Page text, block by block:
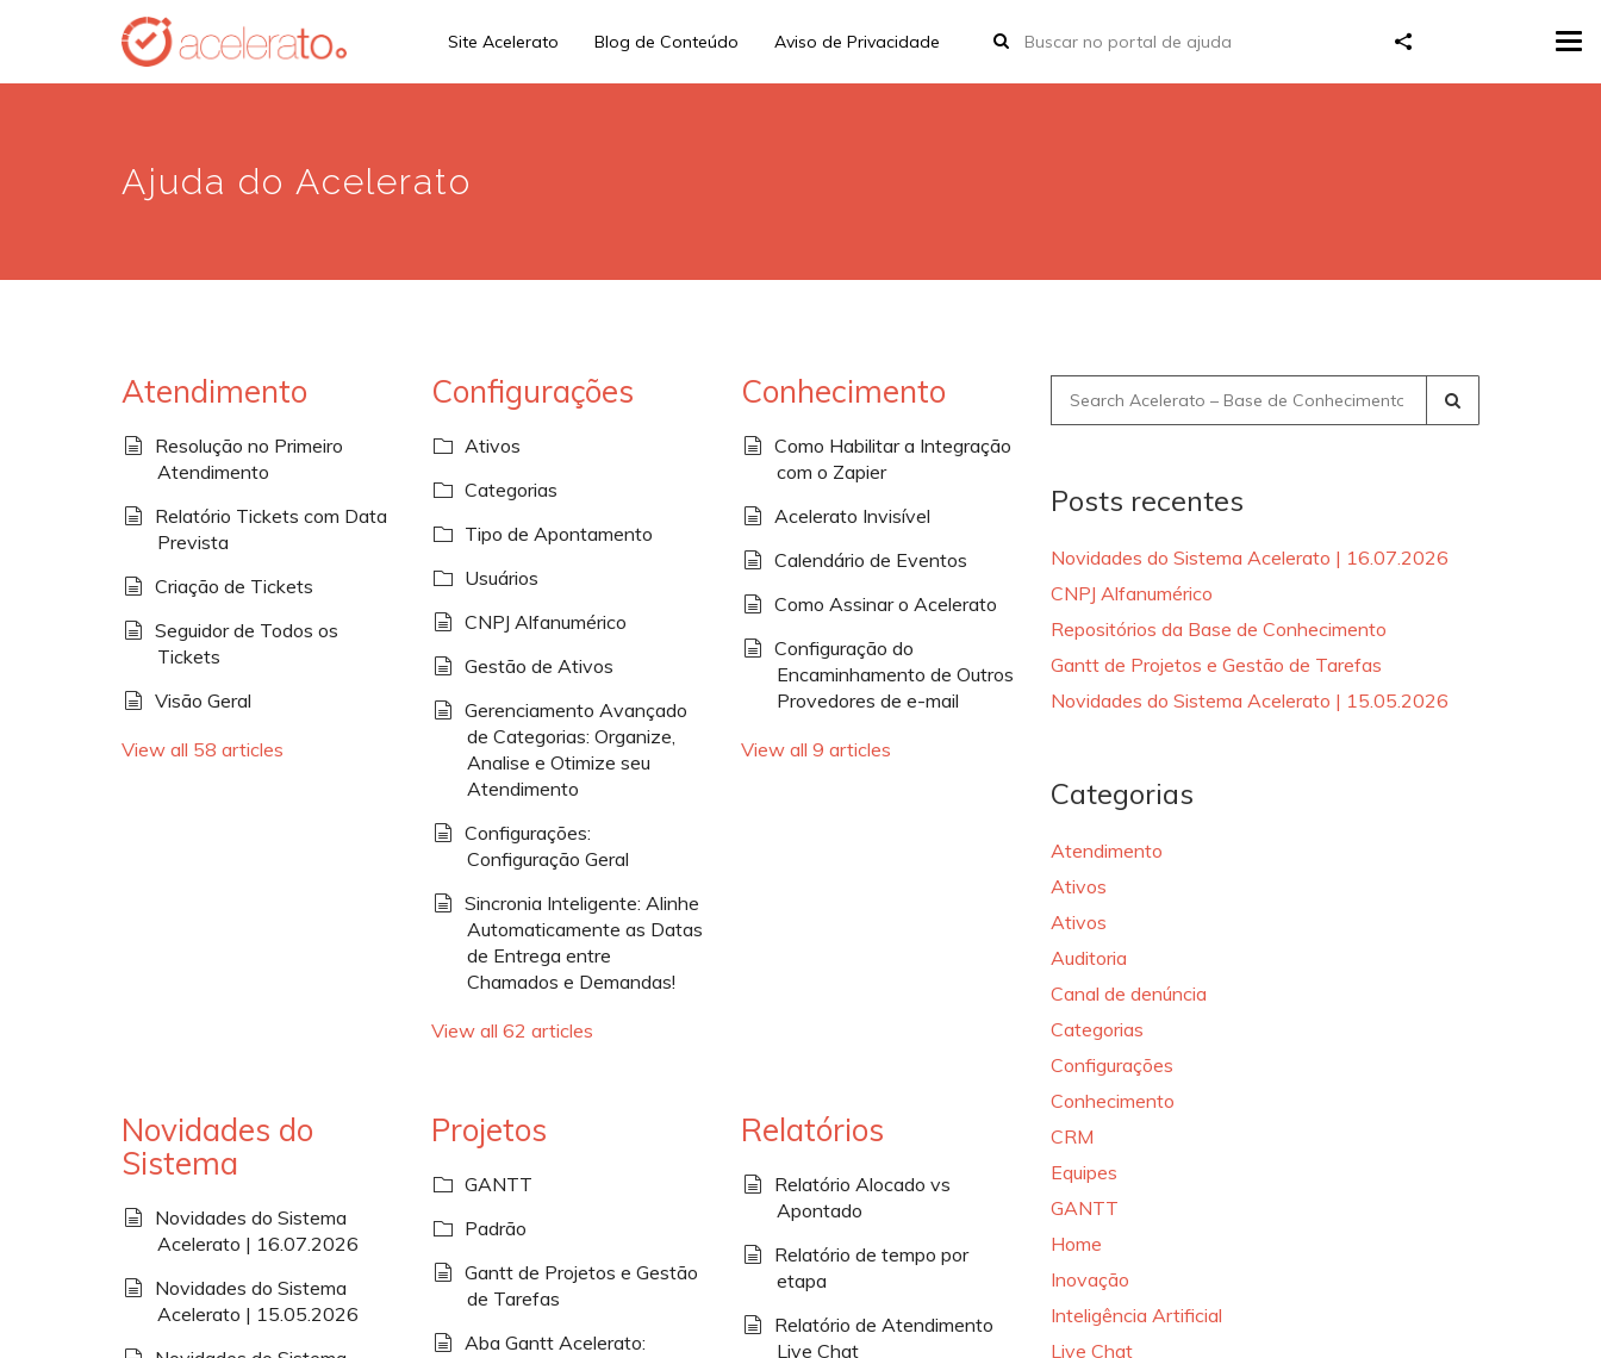
main
Site Acelerato Blog de Conteúdo Aviso de Privacidade
Ajuda do Acelerato
Atendimento
Resolução no Primeiro
Atendimento
Relatório Tickets com Data
Prevista
Criação de Tickets
Seguidor de Todos os
Tickets
Visão Geral
View all 58 articles
Configurações
Ativos
Categorias
Tipo de Apontamento
Usuários
CNPJ Alfanumérico
Gestão de Ativos
Gerenciamento Avançado
de Categorias: Organize,
Analise e Otimize seu
Atendimento
Configurações:
Configuração Geral
Sincronia Inteligente: Alinhe
Automaticamente as Datas
de Entrega entre
Chamados e Demandas!
View all 62 articles
Conhecimento
Como Habilitar a Integração
com o Zapier
Acelerato Invisível
Calendário de Eventos
Como Assinar o Acelerato
Configuração do
Encaminhamento de Outros
Provedores de e-mail
View all 9 articles
Novidades do
Sistema
Novidades do Sistema
Acelerato | 16.07.2026
Novidades do Sistema
Acelerato | 15.05.2026
Projetos
GANTT
Padrão
Gantt de Projetos e Gestão
de Tarefas
Aba Gantt Acelerato:
Relatórios
Relatório Alocado vs
Apontado
Relatório de tempo por
etapa
Relatório de Atendimento
Live Chat
Search
for:
Posts recentes
Novidades do Sistema Acelerato | 16.07.2026
CNPJ Alfanumérico
Repositórios da Base de Conhecimento
Gantt de Projetos e Gestão de Tarefas
Novidades do Sistema Acelerato | 15.05.2026
Categorias
Atendimento
Ativos
Ativos
Auditoria
Canal de denúncia
Categorias
Configurações
Conhecimento
CRM
Equipes
GANTT
Home
Inovação
Inteligência Artificial
Live Chat